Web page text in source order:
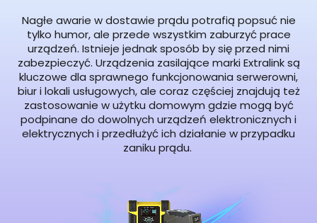
Nagłe awarie w dostawie prądu potrafią popsuć nie
tylko humor, ale przede wszystkim zaburzyć prace
urządzeń. Istnieje jednak sposób by się przed nimi
zabezpieczyć. Urządzenia zasilające marki Extralink są
kluczowe dla sprawnego funkcjonowania serwerowni,
biur i lokali usługowych, ale coraz częściej znajdują też
zastosowanie w użytku domowym gdzie mogą być
podpinane do dowolnych urządzeń elektronicznych i
elektrycznych i przedłużyć ich działanie w przypadku
zaniku prądu.